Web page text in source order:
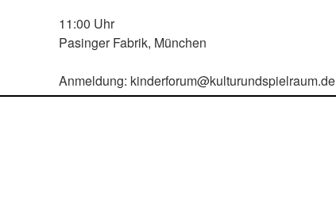
11:00 Uhr
Pasinger Fabrik, München
Anmeldung: kinderforum@kulturundspielraum.de